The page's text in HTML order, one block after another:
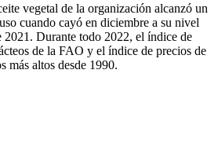
vegetal de la organización alcanzó un
cuando cayó en diciembre a su nivel
2021. Durante todo 2022, el índice de
de la FAO y el índice de precios de
más altos desde 1990.